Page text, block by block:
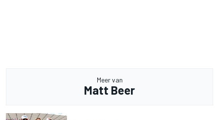
Meer van
Matt Beer